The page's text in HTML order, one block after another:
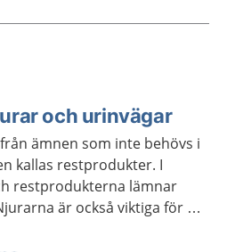
och urinvägar
ämnen som inte behövs i
kallas restprodukter. I
restprodukterna lämnar
är också viktiga för att